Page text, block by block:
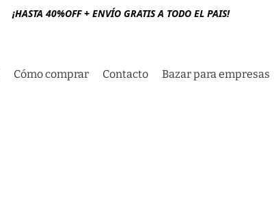
¡HASTA 40%OFF + ENVÍO GRATIS A TODO EL PAIS!
Cómo comprar Contacto Bazar para empresas